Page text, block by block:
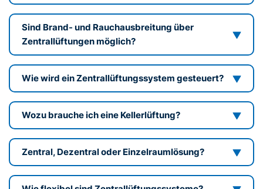
Sind Brand- und Rauchausbreitung über
Zentrallüftungen möglich?
Wie wird ein Zentrallüftungssystem gesteuert?
Wozu brauche ich eine Kellerlüftung?
Zentral, Dezentral oder Einzelraumlösung?